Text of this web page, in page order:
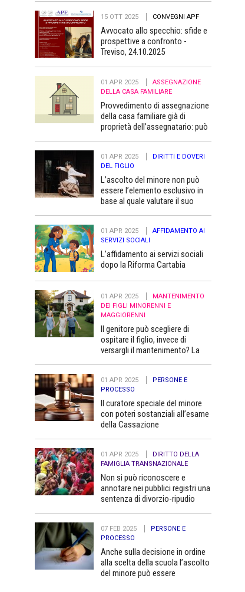
15 OTT 2025 CONVEGNI APF
Avvocato allo specchio: sfide e
prospettive a confronto -
Treviso, 24.10.2025
01 APR 2025
ASSEGNAZIONE
DELLA CASA FAMILIARE
Provvedimento di assegnazione
della casa familiare già di
proprietà dell’assegnatario: può
01 APR 2025
DIRITTI E DOVERI
DEL FIGLIO
L’ascolto del minore non può
essere l’elemento esclusivo in
base al quale valutare il suo
01 APR 2025
AFFIDAMENTO AI
SERVIZI SOCIALI
L’affidamento ai servizi sociali
dopo la Riforma Cartabia
01 APR 2025
MANTENIMENTO
DEI FIGLI MINORENNI E
MAGGIORENNI
Il genitore può scegliere di
ospitare il figlio, invece di
versargli il mantenimento? La
01 APR 2025
PERSONE E
PROCESSO
Il curatore speciale del minore
con poteri sostanziali all’esame
della Cassazione
01 APR 2025
DIRITTO DELLA
FAMIGLIA TRANSNAZIONALE
Non si può riconoscere e
annotare nei pubblici registri una
sentenza di divorzio-ripudio
pubblico
07 FEB 2025
PERSONE E
PROCESSO
Anche sulla decisione in ordine
alla scelta della scuola l’ascolto
del minore può essere